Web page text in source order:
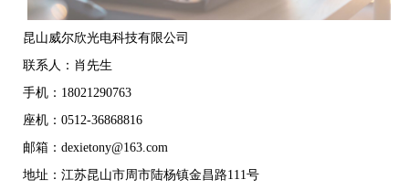
昆山威尔欣光电科技有限公司
联系人：肖先生
手机：18021290763
座机：0512-36868816
邮箱：dexietony@163.com
地址：江苏昆山市周市陆杨镇金昌路111号